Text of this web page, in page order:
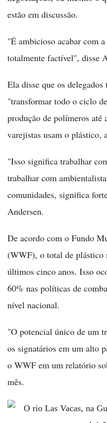
estão em discussão.
"É ambicioso acabar com
totalmente factível", disse
Ela disse que os
"transformar todo o ciclo
produção de polímeros até
varejistas usam o plástico,
"Isso significa trabalhar
trabalhar com
comunidades, significa
Andersen.
De acordo com o Fundo
(WWF), o total de plástico
últimos cinco anos. Isso
60% nas políticas de
nível nacional.
"O potencial único de um
os signatários em um alto
o WWF em um relatório
mês.